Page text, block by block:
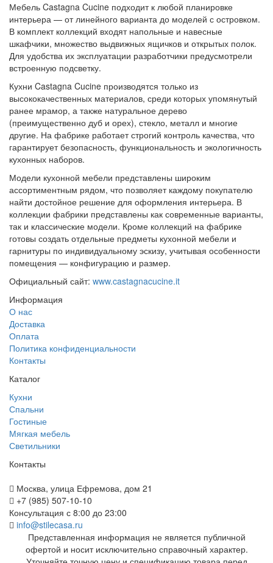
Мебель Castagna Cucine подходит к любой планировке
интерьера — от линейного варианта до моделей с островком.
В комплект коллекций входят напольные и навесные
шкафчики, множество выдвижных ящичков и открытых полок.
Для удобства их эксплуатации разработчики предусмотрели
встроенную подсветку.
Кухни Castagna Cucine производятся только из
высококачественных материалов, среди которых упомянутый
ранее мрамор, а также натуральное дерево
(преимущественно дуб и орех), стекло, металл и многие
другие. На фабрике работает строгий контроль качества, что
гарантирует безопасность, функциональность и экологичность
кухонных наборов.
Модели кухонной мебели представлены широким
ассортиментным рядом, что позволяет каждому покупателю
найти достойное решение для оформления интерьера. В
коллекции фабрики представлены как современные варианты,
так и классические модели. Кроме коллекций на фабрике
готовы создать отдельные предметы кухонной мебели и
гарнитуры по индивидуальному эскизу, учитывая особенности
помещения — конфигурацию и размер.
Официальный сайт: www.castagnacucine.it
Информация
О нас
Доставка
Оплата
Политика конфиденциальности
Контакты
Каталог
Кухни
Спальни
Гостиные
Мягкая мебель
Светильники
Контакты
Москва, улица Ефремова, дом 21
+7 (985) 507-10-10
Консультация с 8:00 до 23:00
info@stilecasa.ru
Представленная информация не является публичной
офертой и носит исключительно справочный характер.